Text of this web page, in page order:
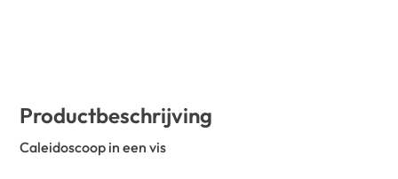
Productbeschrijving
Caleidoscoop in een vis